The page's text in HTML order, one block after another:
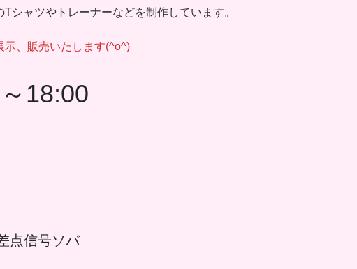
シャツやトレーナーなどを制作しています。
、販売いたします(^o^)
18:00
点信号ソバ